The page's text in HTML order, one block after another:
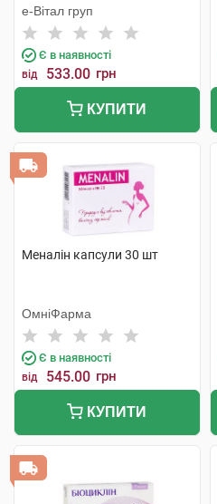
е-Вітал груп
Є в наявності
від 533.00 грн
КУПИТИ
Меналін капсули 30 шт
ОмніФарма
Є в наявності
від 545.00 грн
КУПИТИ